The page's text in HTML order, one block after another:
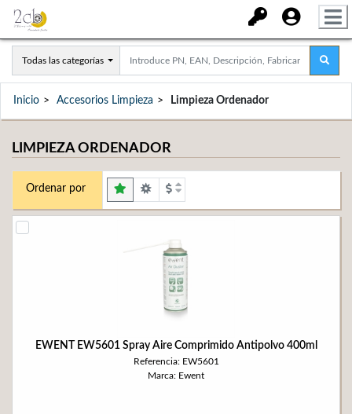
Todas las categorías
Inicio Accesorios Limpieza Limpieza Ordenador
LIMPIEZA ORDENADOR
Ordenar por
EWENT EW5601 Spray Aire Comprimido Antipolvo 400ml
Referencia: EW5601
Marca: Ewent